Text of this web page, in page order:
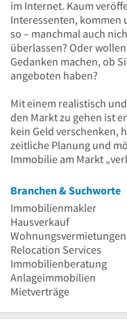
im Internet. Kaum
Interessenten, kommen
so – manchmal auch
überlassen? Oder
Gedanken machen, ob
angeboten haben?
Mit einem realistisch und
den Markt zu gehen ist
kein Geld verschenken,
zeitliche Planung und
Immobilie am Markt
Branchen & Suchworte
Immobilienmakler
Hausverkauf
Wohnungsvermietungen
Relocation Services
Immobilienberatung
Anlageimmobilien
Mietverträge